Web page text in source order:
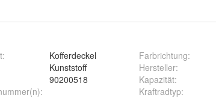
:
Kofferdeckel
Kunststoff
:
90200518
Farbrichtung:
Hersteller:
Kapazität:
Kraftradtyp: